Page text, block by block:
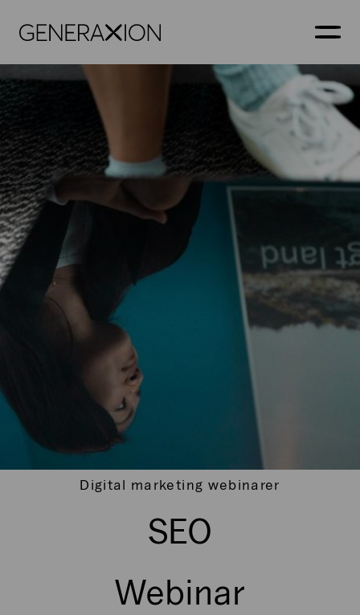
Generaxion
Digital marketing webinarer
SEO
Webinar